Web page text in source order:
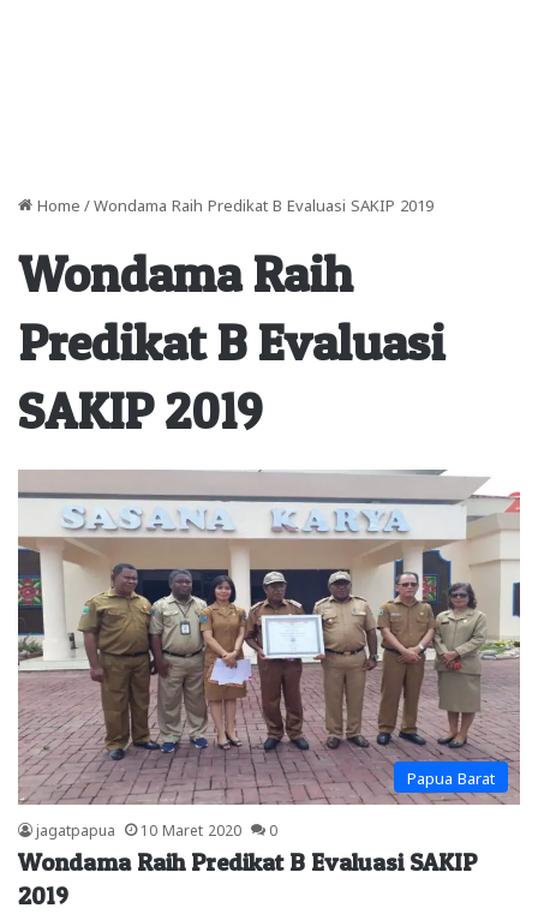
Home / Wondama Raih Predikat B Evaluasi SAKIP 2019
Wondama Raih
Predikat B Evaluasi
SAKIP 2019
Papua Barat
jagatpapua 10 Maret 2020 0
Wondama Raih Predikat B Evaluasi SAKIP
2019